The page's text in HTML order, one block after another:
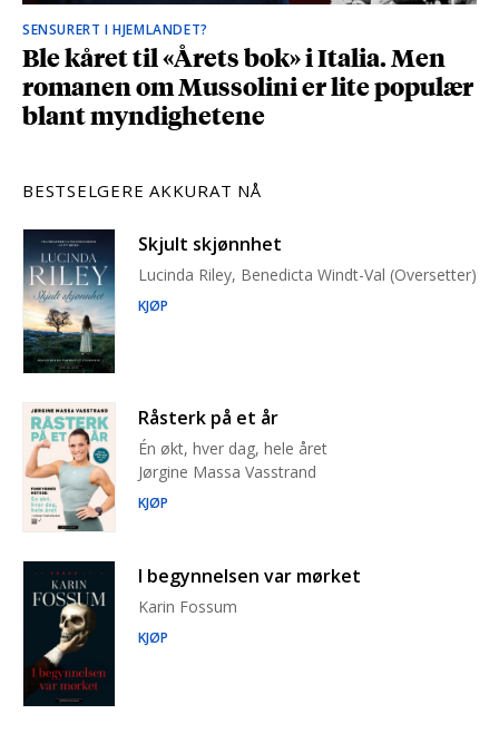
SENSURERT I HJEMLANDET?
Ble kåret til «Årets bok» i Italia. Men
romanen om Mussolini er lite populær
blant myndighetene
BESTSELGERE AKKURAT NÅ
Skjult skjønnhet
Lucinda Riley, Benedicta Windt-Val (Oversetter)
KJØP
Råsterk på et år
Én økt, hver dag, hele året
Jørgine Massa Vasstrand
KJØP
I begynnelsen var mørket
Karin Fossum
KJØP